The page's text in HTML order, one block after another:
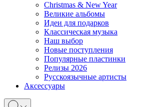
Christmas & New Year
Великие альбомы
Идеи для подарков
Классическая музыка
Наш выбор
Новые поступления
Популярные пластинки
Релизы 2026
Русскоязычные артисты
Аксессуары